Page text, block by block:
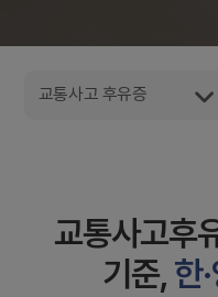
교통사고 후유증
교통사고후
기준, 한